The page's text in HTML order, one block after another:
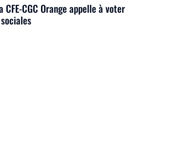
CFE-CGC Orange appelle à voter